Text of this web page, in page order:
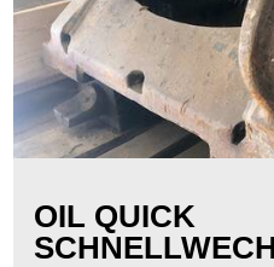
OIL QUICK